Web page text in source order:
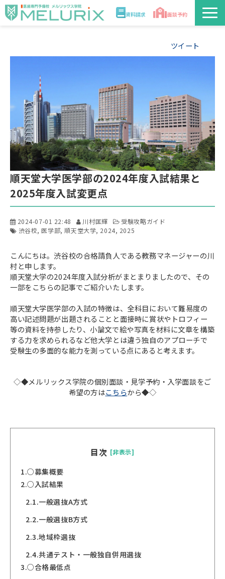
資料請求 面談予約
入学案内
合格実績・合格体験記
講師
医学部解答速報2026
ツイート
順天堂大学医学部の2024年度入試結果と
2025年度入試変更点
2024-07-01 22:48 川村匡輝
受験攻略ガイド
渋谷校 医学部 順天堂大学 2024 2025
こんにちは。渋谷校の合格請負人である教務マネージャーの川
村と申します。
順天堂大学の2024年度入試分析がまとまりましたので、その
一部をこちらの記事でご紹介いたします。
順天堂大学医学部の入試の特徴は、全科目において難易度の
高い記述問題が出題されることと面接時に賞状やトロフィー
等の資料を持参したり、小論文で絵や写真を材料に文章を構築
する力を求められるなど他大学とは違う独自のアプローチで
受験生の多面的な能力を測っている点にあると考えます。
◇◆メルリックス学院の個別面談・見学予約・入学面談をご
希望の方はこちらから◆◇
目次 [非表示]
1.○募集概要
2.○入試結果
2.1.一般選抜A方式
2.2.一般選抜B方式
2.3.地域枠選抜
2.4.共通テスト・一般独自併用選抜
3.○合格最低点